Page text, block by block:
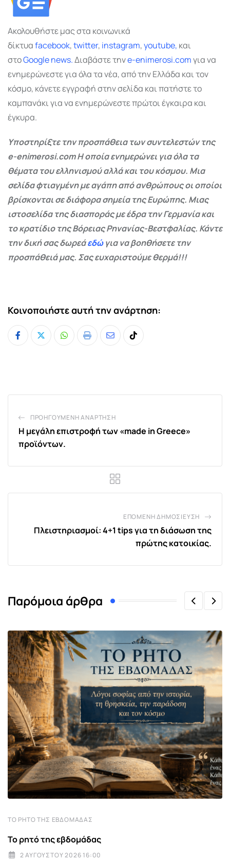
Ακολουθήστε μας στα κοινωνικά
δίκτυαfacebook,twitter, instagram,youtube, και
στοGooglenews.Διαβάστε τηνe-enimerosi.comγια να
ενημερώνεστε για όλα τα νέα, από την Ελλάδα και τον
κόσμο, κάνετε εγγραφή στην σελίδα και πατήστε το
καμπανάκι για να ενημερώνεστε πρώτοι έγκαιρα και
έγκυρα.
Υποστηρίξτε την προσπάθεια των συντελεστών της
e-enimerosi.com Η οποία ενημερώνει για όλα τα
θέματα του ελληνισμού αλλά και του κόσμου. Μια
σελίδα φτιαγμένη με αγάπη από ανθρώπους οι οποίοι
βρίσκονται σε διάφορα σημεία της Ευρώπης. Μιας
ιστοσελίδα της διασποράς με έδρα την Γερμανία και
το κρατίδιο της Βόρειας Ρηνανίας-Βεστφαλίας. Κάντε
την δική σας δωρεάεδώγια να βοηθήσετε την
προσπάθειά μας. Σας ευχαριστούμε θερμά!!!
Κοινοποιήστε αυτή την ανάρτηση:
Whatsapp
Print
ShareTiktok
ΠΡΟΗΓΟΎΜΕΝΗ ΑΝΆΡΤΗΣΗ
H μεγάλη επιστροφή των «made in Greece»
προϊόντων.
ΕΠΌΜΕΝΗ ΔΗΜΟΣΊΕΥΣΗ
Πλειστηριασμοί: 4+1 tips για τη διάσωση της
πρώτης κατοικίας.
Παρόμοια άρθρα
ΤΟ ΡΗΤΌ ΤΗΣ ΕΒΔΟΜΆΔΑΣ
Το ρητό της εβδομάδας
2 ΑΥΓΟΎΣΤΟΥ 2026 16:00